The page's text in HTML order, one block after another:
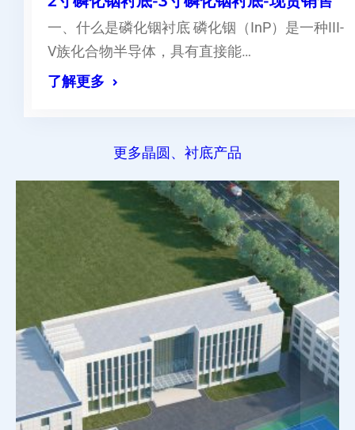
一、什么是磷化铟衬底 磷化铟（InP）是一种III-
V族化合物半导体，具有直接能…
了解更多
更多晶圆、衬底产品